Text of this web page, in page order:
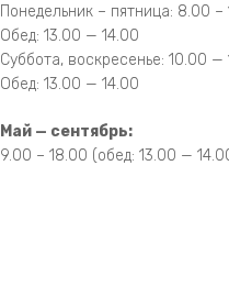
Понедельник – пятница: 8.00 –
Обед: 13.00 — 14.00
Суббота, воскресенье: 10.00 —
Обед: 13.00 — 14.00
Май — сентябрь:
9.00 – 18.00 (обед: 13.00 —